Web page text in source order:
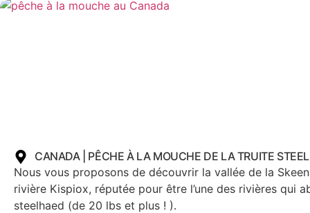
CANADA | PÊCHE À LA MOUCHE DE LA TRUITE
Nous vous proposons de découvrir la vallée de la
rivière Kispiox, réputée pour être l’une des rivières qui
steelhaed (de 20 lbs et plus ! ).